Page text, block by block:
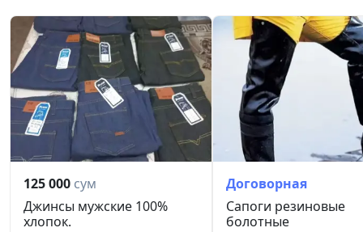
125 000 сум
Джинсы мужские 100%
хлопок.
Договорная
Сапоги резиновые
болотные